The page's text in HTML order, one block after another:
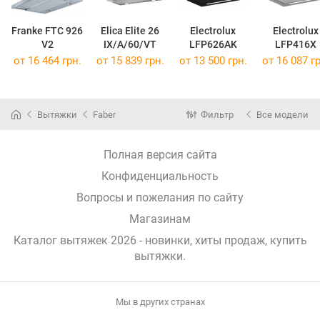
Franke FTC 926
V2
Elica Elite 26
IX/A/60/VT
Electrolux
LFP626AK
Electrolux
LFP416X
от 16 464 грн. от 15 839 грн. от 13 500 грн. от 16 087
Вытяжки Faber Фильтр Все модели
Полная версия сайта
Конфиденциальность
Вопросы и пожелания по сайту
Магазинам
Каталог вытяжек 2026 - новинки, хиты продаж, купить
вытяжки.
Мы в других странах